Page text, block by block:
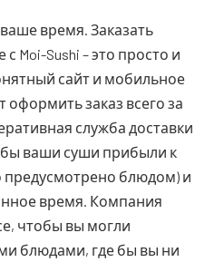
время. Заказать
Moi-Sushi – это просто и
сайт и мобильное
заказ всего за
служба доставки
ваши суши прибыли к
предусмотрено блюдом) и
время. Компания
чтобы вы могли
блюдами, где бы вы ни